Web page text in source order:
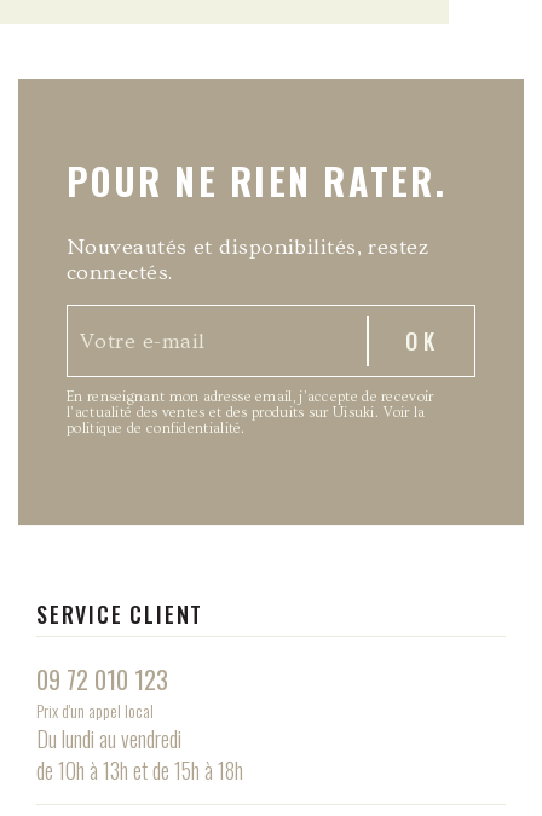
SERVICE CLIENT
09 72 010 123
Prix d'un appel local
Du lundi au vendredi
de 10h à 13h et de 15h à 18h
POUR NE RIEN RATER.
Nouveautés et disponibilités, restez
connectés.
En renseignant mon adresse email, j’accepte de recevoir
l’actualité des ventes et des produits sur Uisuki. Voir la
politique de confidentialité.